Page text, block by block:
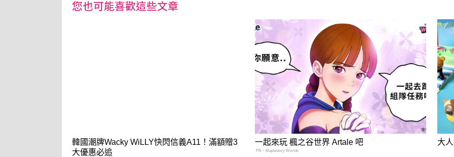
您也可能喜歡這些文章
韓國潮牌Wacky WiLLY快閃信義A11！滿額贈3
大優惠必追
一起來玩 楓之谷世界 Artale 吧
PR・Maplestory Worlds
大